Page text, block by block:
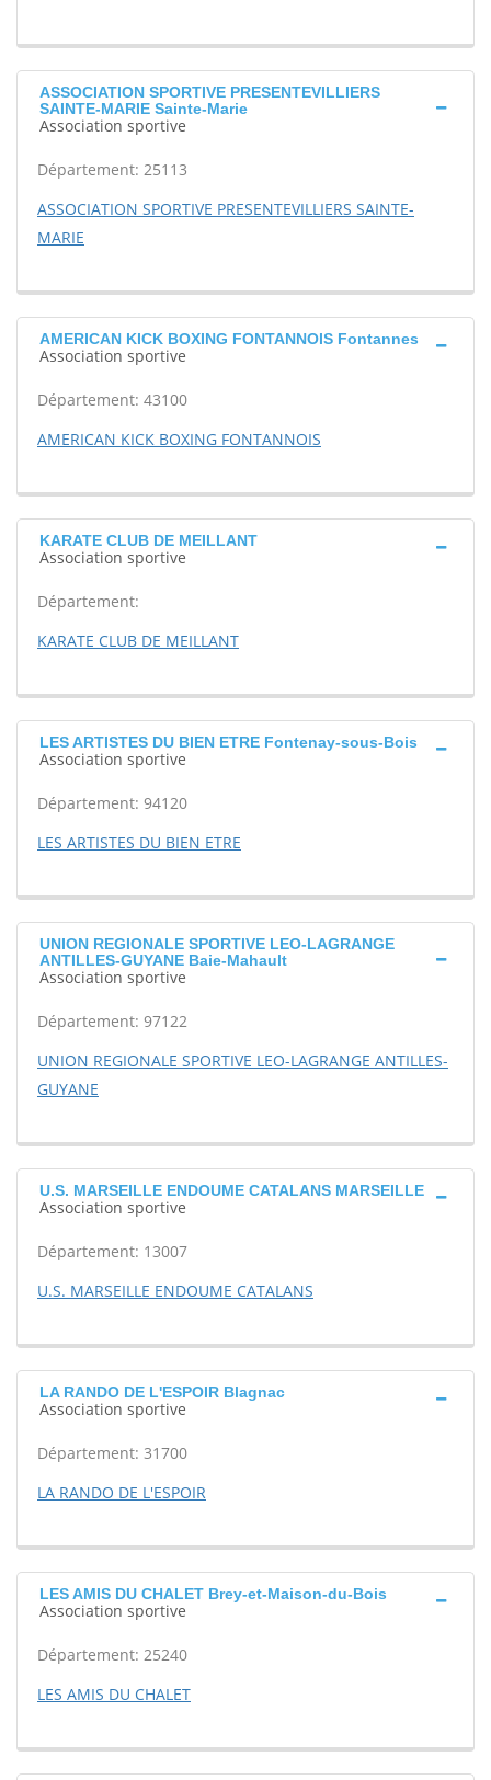
ASSOCIATION SPORTIVE PRESENTEVILLIERS
SAINTE-MARIE Sainte-Marie
Association sportive
Département: 25113
ASSOCIATION SPORTIVE PRESENTEVILLIERS SAINTE-
MARIE
AMERICAN KICK BOXING FONTANNOIS Fontannes
Association sportive
Département: 43100
AMERICAN KICK BOXING FONTANNOIS
KARATE CLUB DE MEILLANT
Association sportive
Département:
KARATE CLUB DE MEILLANT
LES ARTISTES DU BIEN ETRE Fontenay-sous-Bois
Association sportive
Département: 94120
LES ARTISTES DU BIEN ETRE
UNION REGIONALE SPORTIVE LEO-LAGRANGE
ANTILLES-GUYANE Baie-Mahault
Association sportive
Département: 97122
UNION REGIONALE SPORTIVE LEO-LAGRANGE ANTILLES-
GUYANE
U.S. MARSEILLE ENDOUME CATALANS MARSEILLE
Association sportive
Département: 13007
U.S. MARSEILLE ENDOUME CATALANS
LA RANDO DE L'ESPOIR Blagnac
Association sportive
Département: 31700
LA RANDO DE L'ESPOIR
LES AMIS DU CHALET Brey-et-Maison-du-Bois
Association sportive
Département: 25240
LES AMIS DU CHALET